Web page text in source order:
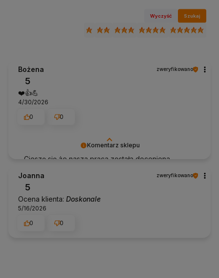
Wyczyść Szukaj
Komentarz sklepu
Cieszę się że nasza praca została doceniona.
Bożena zweryfikowano
5
❤️👍️💪
4/30/2026
0
0
Joanna zweryfikowano
5
Ocena klienta: Doskonale
5/16/2026
0
0